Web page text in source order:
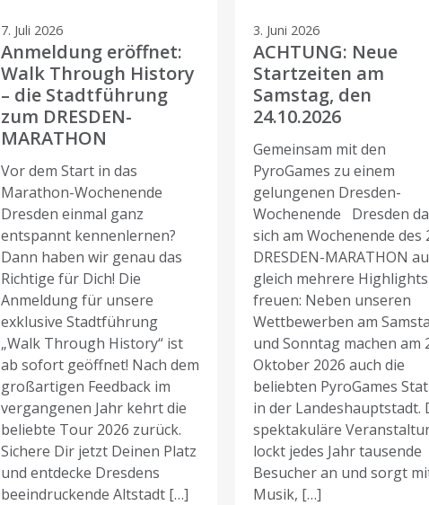
7. Juli 2026
Anmeldung eröffnet:
Walk Through History
– die Stadtführung
zum DRESDEN-
MARATHON
Vor dem Start in das
Marathon-Wochenende
Dresden einmal ganz
entspannt kennenlernen?
Dann haben wir genau das
Richtige für Dich! Die
Anmeldung für unsere
exklusive Stadtführung
„Walk Through History“ ist
ab sofort geöffnet! Nach dem
großartigen Feedback im
vergangenen Jahr kehrt die
beliebte Tour 2026 zurück.
Sichere Dir jetzt Deinen Platz
und entdecke Dresdens
beeindruckende Altstadt […]
3. Juni 2026
ACHTUNG: Neue
Startzeiten am
Samstag, den
24.10.2026
Gemeinsam mit den
PyroGames zu einem
gelungenen Dresden-
Wochenende Dresden
sich am Wochenende des
DRESDEN-MARATHON
gleich mehrere Highlights
freuen: Neben unseren
Wettbewerben am
und Sonntag machen am
Oktober 2026 auch die
beliebten PyroGames
in der Landeshauptstadt.
spektakuläre
lockt jedes Jahr tausende
Besucher an und sorgt
Musik, […]